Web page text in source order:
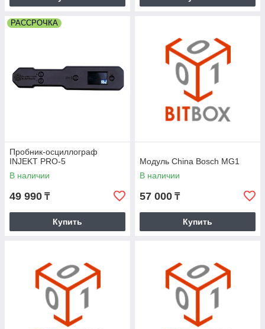
РАССРОЧКА
Пробник-осциллограф
INJEKT PRO-5
В наличии
49 990 ₸
Купить
Модуль China Bosch MG1
В наличии
57 000 ₸
Купить